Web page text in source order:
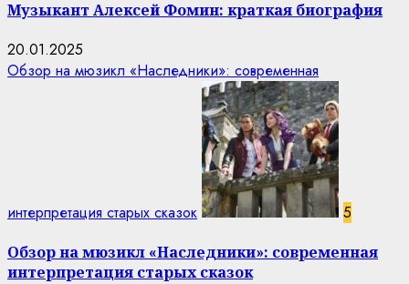
Музыкант Алексей Фомин: краткая биография
20.01.2025
Обзор на мюзикл «Наследники»: современная
интерпретация старых сказок 5
Обзор на мюзикл «Наследники»: современная
интерпретация старых сказок